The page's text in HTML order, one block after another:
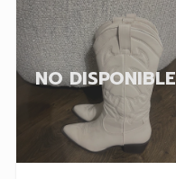
NO DISPONIBLE